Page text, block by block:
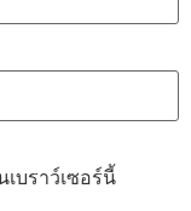
บราว์เซอร์นี้